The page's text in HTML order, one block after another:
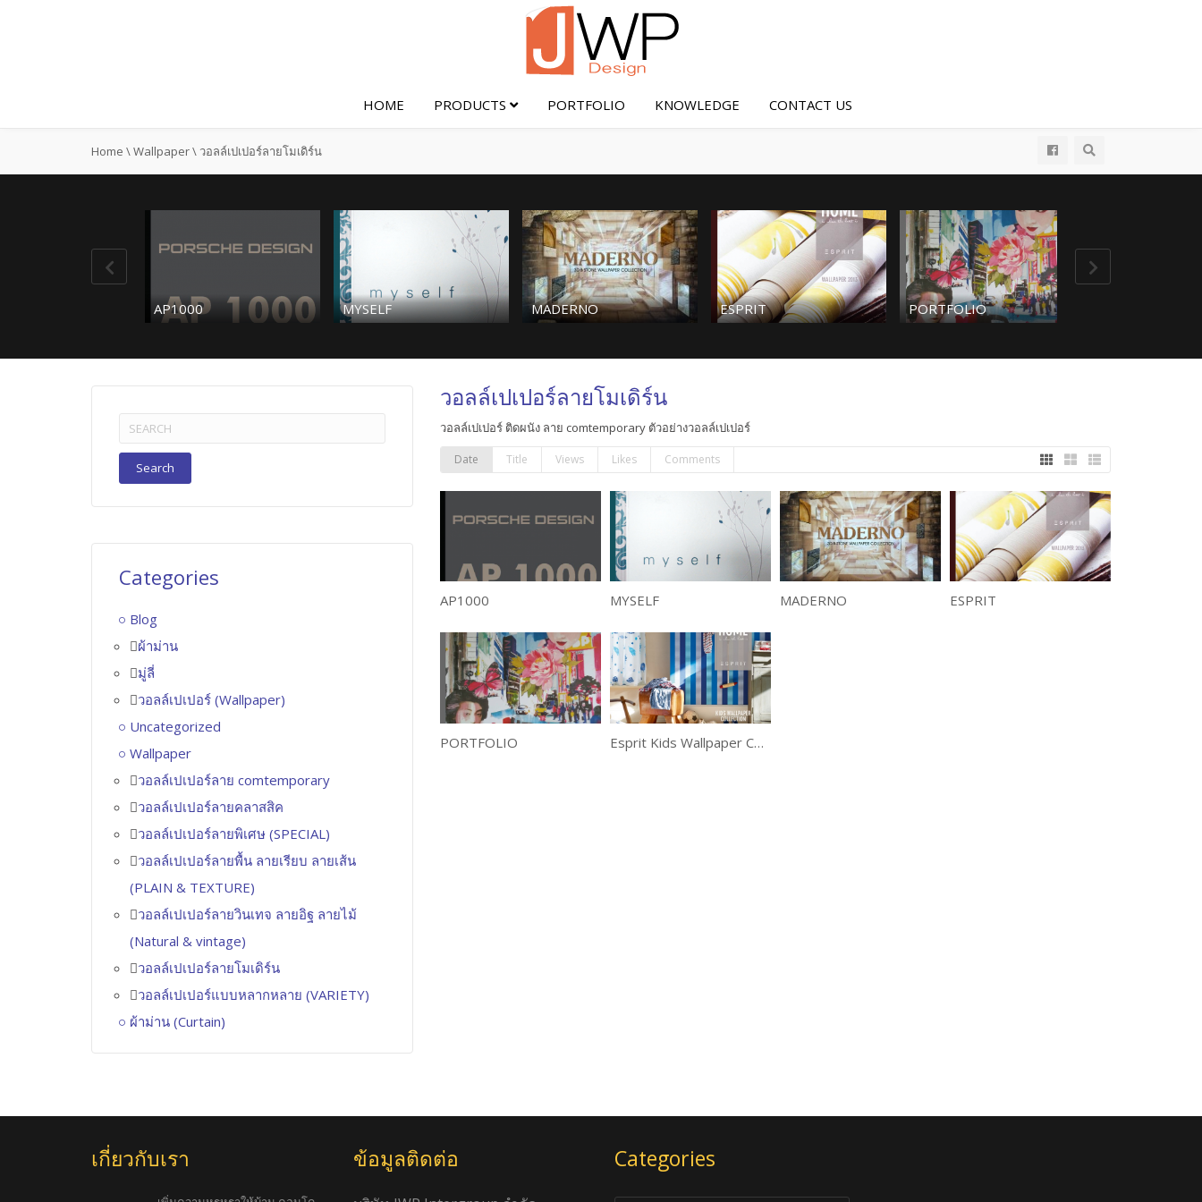
HOME PRODUCTS PORTFOLIO KNOWLEDGE CONTACT US
Home \Wallpaper\ วอลล์เปเปอร์ลายโมเดิร์น
AP1000 MYSELF MADERNO ESPRIT PORTFOLIO
วอลล์เปเปอร์ลายโมเดิร์น
วอลล์เปเปอร์ ติดผนัง ลาย comtemporary ตัวอย่างวอลล์เปเปอร์
Date Title Views Likes Comments
AP1000 MYSELF MADERNO ESPRIT
PORTFOLIO Esprit Kids Wallpaper Collection3
Search
for:
Categories
Blog
ผ้าม่าน
มู่ลี่
วอลล์เปเปอร์ (Wallpaper)
Uncategorized
Wallpaper
วอลล์เปเปอร์ลาย comtemporary
วอลล์เปเปอร์ลายคลาสสิค
วอลล์เปเปอร์ลายพิเศษ (SPECIAL)
วอลล์เปเปอร์ลายพื้น ลายเรียบ ลายเส้น
(PLAIN & TEXTURE)
วอลล์เปเปอร์ลายวินเทจ ลายอิฐ ลายไม้
(Natural & vintage)
วอลล์เปเปอร์ลายโมเดิร์น
วอลล์เปเปอร์แบบหลากหลาย (VARIETY)
ผ้าม่าน (Curtain)
เกี่ยวกับเรา ข้อมูลติดต่อ Categories